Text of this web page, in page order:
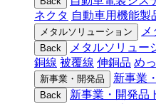
ネクタ 自動車用機能製
メタルソリューション
Back メタルソリュー
銅線 被覆線 伸銅品 め
新事業・開発品 新事業
Back 新事業・開発品